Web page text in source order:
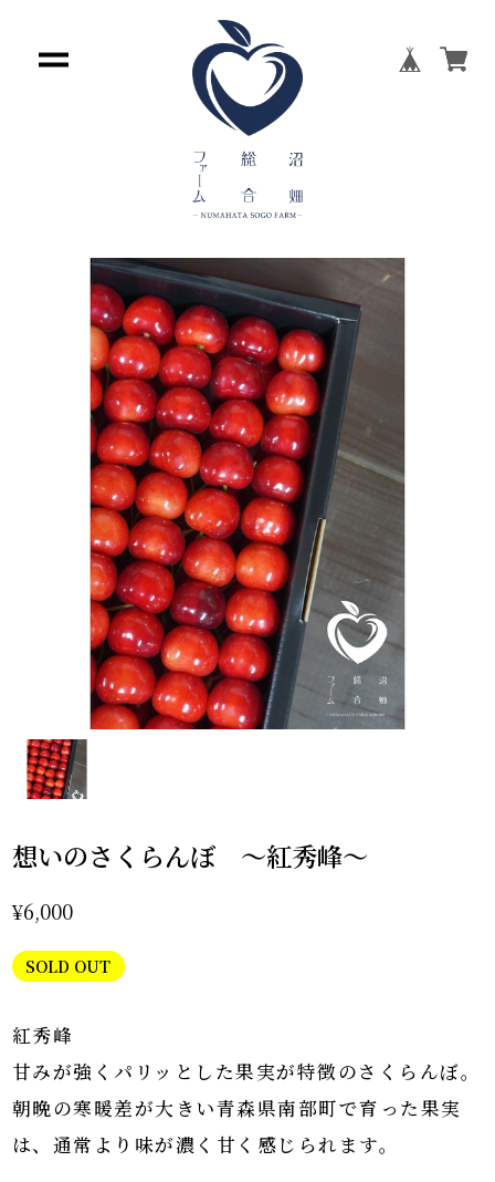
想いのさくらんぼ 〜紅秀峰〜
¥6,000
SOLD OUT
紅秀峰
甘みが強くパリッとした果実が特徴のさくらんぼ。
朝晩の寒暖差が大きい青森県南部町で育った果実
は、通常より味が濃く甘く感じられます。